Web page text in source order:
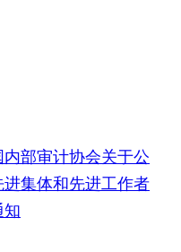
内部审计协会关于公
集体和先进工作者
知